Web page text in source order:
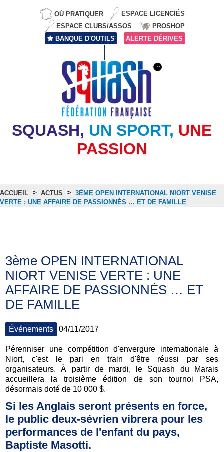
OÙ PRATIQUER
ESPACE LICENCIÉS
ESPACE CLUBS/ASSOS
PROSHOP
BANQUE D'OUTILS
ALERTE DÉRIVES
SQUASH, UN SPORT, UNE
PASSION
ACCUEIL > ACTUS > 3ÈME OPEN INTERNATIONAL NIORT VENISE
VERTE : UNE AFFAIRE DE PASSIONNÉS … ET DE FAMILLE
3ème OPEN INTERNATIONAL
NIORT VENISE VERTE : UNE
AFFAIRE DE PASSIONNÉS … ET
DE FAMILLE
Événements 04/11/2017
Pérenniser une compétition d'envergure internationale à
Niort, c'est le pari en train d'être réussi par ses
organisateurs. À partir de mardi, le Squash du Marais
accueillera la troisième édition de son tournoi PSA,
désormais doté de 10 000 $.
Si les Anglais seront présents en force,
le public deux-sévrien vibrera pour les
performances de l'enfant du pays,
Baptiste Masotti.